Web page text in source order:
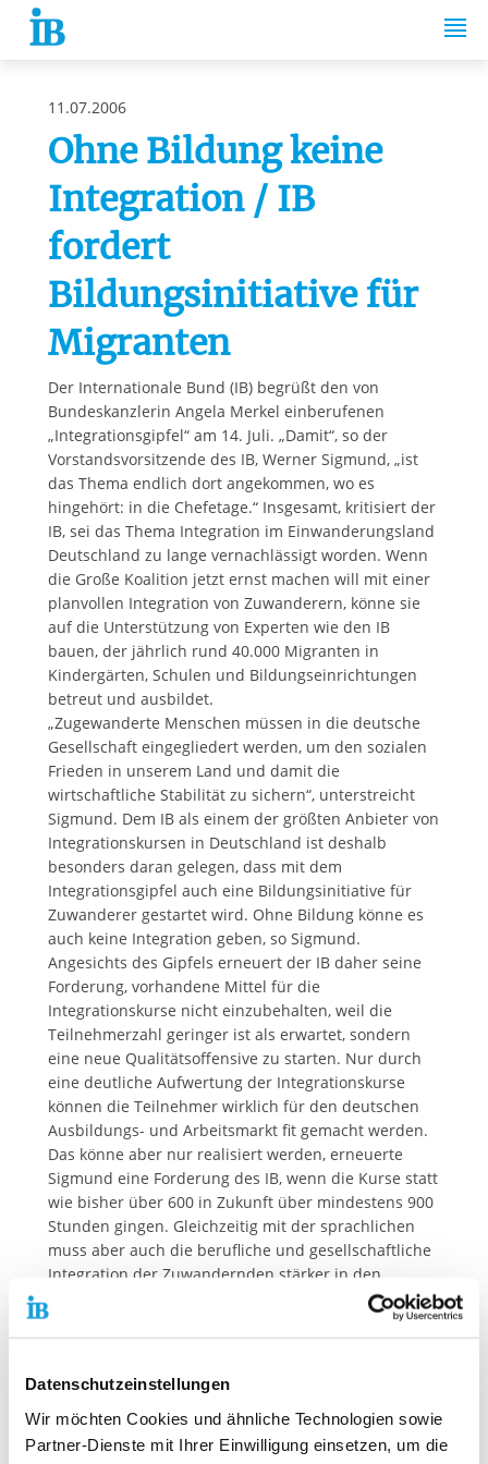
Datenschutzeinstellungen
Wir möchten Cookies und ähnliche Technologien sowie
Partner-Dienste mit Ihrer Einwilligung einsetzen, um die
Springe zum Inhalt
11.07.2006
Ohne Bildung keine
Integration / IB
fordert
Bildungsinitiative für
Migranten
Der Internationale Bund (IB) begrüßt den von
Bundeskanzlerin Angela Merkel einberufenen
„Integrationsgipfel“ am 14. Juli. „Damit“, so der
Vorstandsvorsitzende des IB, Werner Sigmund, „ist
das Thema endlich dort angekommen, wo es
hingehört: in die Chefetage.“ Insgesamt, kritisiert der
IB, sei das Thema Integration im Einwanderungsland
Deutschland zu lange vernachlässigt worden. Wenn
die Große Koalition jetzt ernst machen will mit einer
planvollen Integration von Zuwanderern, könne sie
auf die Unterstützung von Experten wie den IB
bauen, der jährlich rund 40.000 Migranten in
Kindergärten, Schulen und Bildungseinrichtungen
betreut und ausbildet.
„Zugewanderte Menschen müssen in die deutsche
Gesellschaft eingegliedert werden, um den sozialen
Frieden in unserem Land und damit die
wirtschaftliche Stabilität zu sichern“, unterstreicht
Sigmund. Dem IB als einem der größten Anbieter von
Integrationskursen in Deutschland ist deshalb
besonders daran gelegen, dass mit dem
Integrationsgipfel auch eine Bildungsinitiative für
Zuwanderer gestartet wird. Ohne Bildung könne es
auch keine Integration geben, so Sigmund.
Angesichts des Gipfels erneuert der IB daher seine
Forderung, vorhandene Mittel für die
Integrationskurse nicht einzubehalten, weil die
Teilnehmerzahl geringer ist als erwartet, sondern
eine neue Qualitätsoffensive zu starten. Nur durch
eine deutliche Aufwertung der Integrationskurse
können die Teilnehmer wirklich für den deutschen
Ausbildungs- und Arbeitsmarkt fit gemacht werden.
Das könne aber nur realisiert werden, erneuerte
Sigmund eine Forderung des IB, wenn die Kurse statt
wie bisher über 600 in Zukunft über mindestens 900
Stunden gingen. Gleichzeitig mit der sprachlichen
muss aber auch die berufliche und gesellschaftliche
Integration der Zuwandernden stärker in den
Blickpunkt rücken und gefördert werden. „Die Politik
hat es in der Hand, ob die Jugendlichen von heute –
vor allem die mit Migrationshintergrund – die
Arbeitslosen von morgen werden“, betont Sigmund.
Wenn der Integrationsgipfel der Bundeskanzlerin
dazu beitragen könnte, ein größeres Bewusstsein für